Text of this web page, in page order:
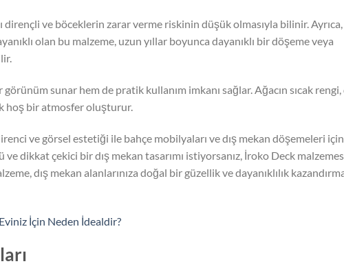
dirençli ve böceklerin zarar verme riskinin düşük olmasıyla bilinir. Ayrıca,
olan bu malzeme, uzun yıllar boyunca dayanıklı bir döşeme veya
sunar hem de pratik kullanım imkanı sağlar. Ağacın sıcak rengi,
hoş bir atmosfer oluşturur.
ve görsel estetiği ile bahçe mobilyaları ve dış mekan döşemeleri için
dikkat çekici bir dış mekan tasarımı istiyorsanız, İroko Deck
dış mekan alanlarınıza doğal bir güzellik ve dayanıklılık
İçin Neden İdealdir?